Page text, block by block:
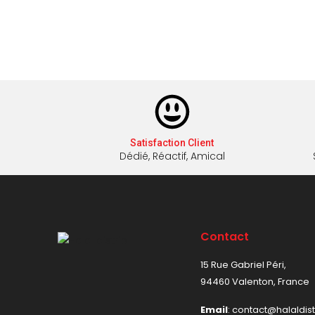
Satisfaction Client
Dédié, Réactif, Amical
Contact
15 Rue Gabriel Péri,
94460 Valenton, France
Email: